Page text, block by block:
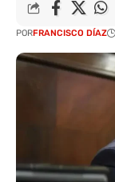
PORFRANCISCO DÍAZ